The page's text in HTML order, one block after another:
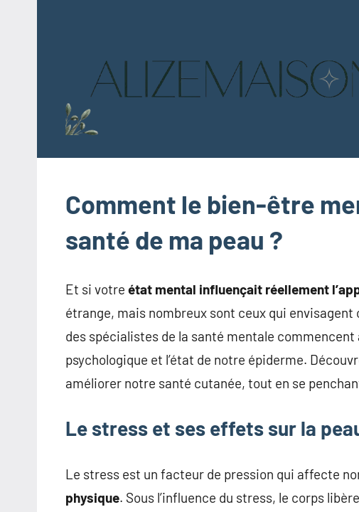
Comment le bien-être
santé de ma peau ?
Et si votre état mental influençait réellement
étrange, mais nombreux sont ceux qui
des spécialistes de la santé mentale
psychologique et l’état de notre épiderme.
améliorer notre santé cutanée, tout en se
Le stress et ses effets sur la
Le stress est un facteur de pression qui affecte
physique. Sous l’influence du stress, le corps